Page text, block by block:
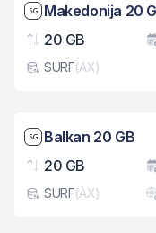
Brzina mreže: 5G
Makedonija 20
Podaci
20 GB
Tip eSIM kartice
SURF(AX)
Brzina mreže: 5G
Balkan 20 GB
Podaci
20 GB
Tip eSIM kartice
SURF(AX)